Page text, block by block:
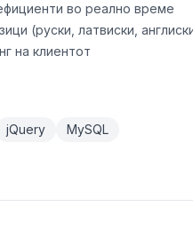
во реално време
(руски, латвиски,
на клиентот
jQuery MySQL